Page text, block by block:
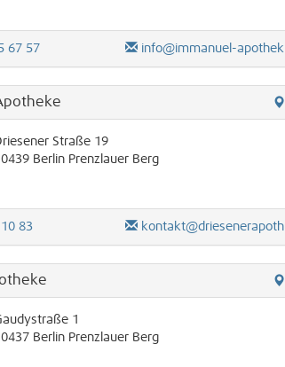
67 57 info@immanuel-apotheke-berlin.de
Straße 19
Berlin Prenzlauer Berg
83 kontakt@driesenerapotheke.de
1
Berlin Prenzlauer Berg